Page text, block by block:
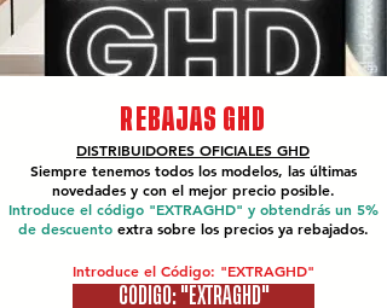
REBAJAS GHD
DISTRIBUIDORES OFICIALES GHD
Siempre tenemos todos los modelos, las últimas
novedades y con el mejor precio posible.
Introduce el código "EXTRAGHD" y obtendrás un 5%
de descuento extra sobre los precios ya rebajados.
Introduce el Código: "EXTRAGHD"
CÓDIGO: "EXTRAGHD"